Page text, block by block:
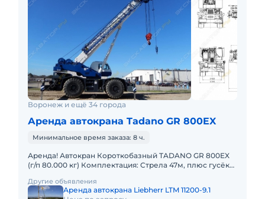
Воронеж и ещё 34 города
Аренда автокрана Tadano GR 800EX
Минимальное время заказа: 8 ч.
Аренда! Автокран Короткобазный TADANO GR 800EX
(г/п 80.000 кг) Комплектация: Стрела 47м, плюс гусёк
и прохо
Другие объявления
Аренда автокрана Liebherr LTM 11200-9.1